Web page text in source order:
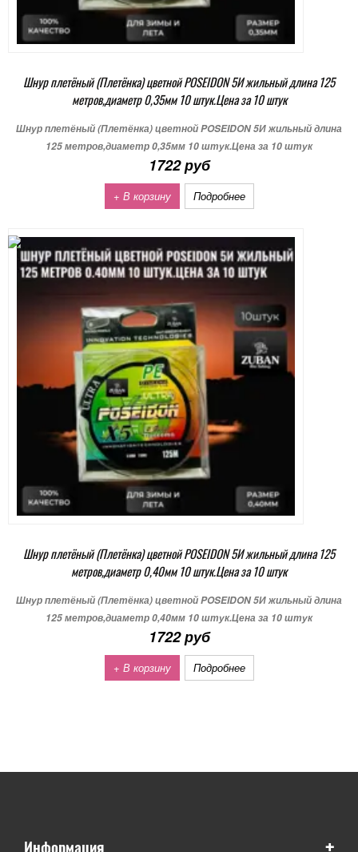
Шнур плетёный (Плетёнка) цветной POSEIDON 5И жильный длина 125
метров,диаметр 0,35мм 10 штук.Цена за 10 штук
Шнур плетёный (Плетёнка) цветной POSEIDON 5И жильный длина
125 метров,диаметр 0,35мм 10 штук.Цена за 10 штук
1722 руб
+ В корзину Подробнее
Шнур плетёный (Плетёнка) цветной POSEIDON 5И жильный длина 125
метров,диаметр 0,40мм 10 штук.Цена за 10 штук
Шнур плетёный (Плетёнка) цветной POSEIDON 5И жильный длина
125 метров,диаметр 0,40мм 10 штук.Цена за 10 штук
1722 руб
+ В корзину Подробнее
Информация